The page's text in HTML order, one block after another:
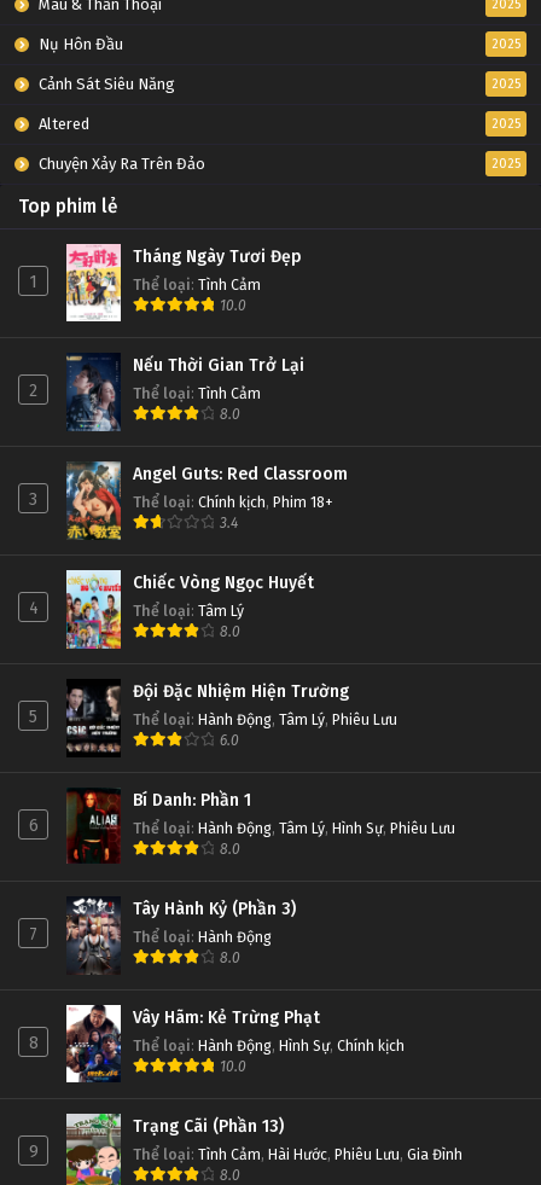
Máu & Thần Thoại 2025
Nụ Hôn Đầu 2025
Cảnh Sát Siêu Năng 2025
Altered 2025
Chuyện Xảy Ra Trên Đảo 2025
Top phim lẻ
1
Tháng Ngày Tươi Đẹp
Thể loại: Tình Cảm
10.0
2
Nếu Thời Gian Trở Lại
Thể loại: Tình Cảm
8.0
3
Angel Guts: Red Classroom
Thể loại: Chính kịch, Phim 18+
3.4
4
Chiếc Vòng Ngọc Huyết
Thể loại: Tâm Lý
8.0
5
Đội Đặc Nhiệm Hiện Trường
Thể loại: Hành Động, Tâm Lý, Phiêu Lưu
6.0
6
Bí Danh: Phần 1
Thể loại: Hành Động, Tâm Lý, Hình Sự, Phiêu Lưu
8.0
7
Tây Hành Kỷ (Phần 3)
Thể loại: Hành Động
8.0
8
Vây Hãm: Kẻ Trừng Phạt
Thể loại: Hành Động, Hình Sự, Chính kịch
10.0
9
Trạng Cãi (Phần 13)
Thể loại: Tình Cảm, Hài Hước, Phiêu Lưu, Gia Đình
8.0